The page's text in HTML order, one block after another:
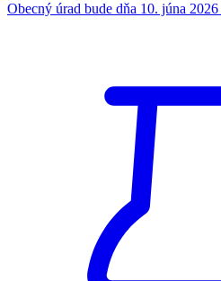
Obecný úrad bude dňa 10. júna